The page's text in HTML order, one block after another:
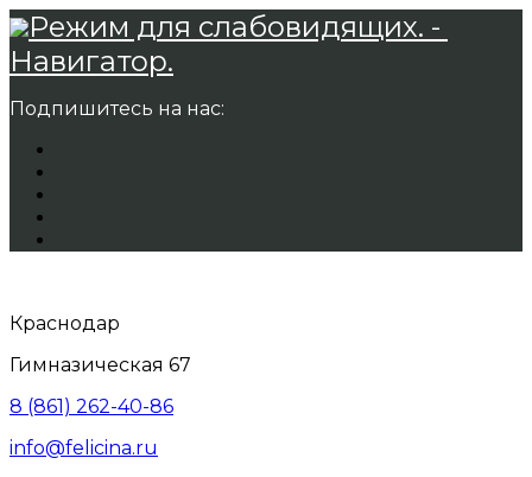
Режим для слабовидящих. -
Навигатор.
Подпишитесь на нас:
Краснодар
Гимназическая 67
8 (861) 262-40-86
info@felicina.ru